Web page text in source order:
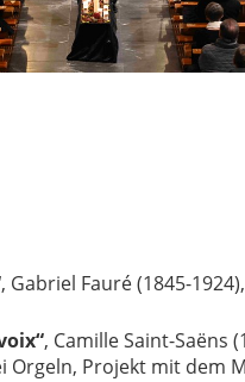
, Gabriel Fauré (1845-
, Camille Saint-Saëns
Orgeln, Projekt mit dem